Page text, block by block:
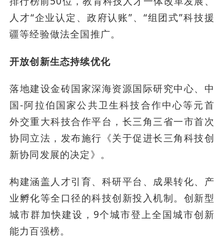
人才“企业认定、政府认账”、“组团式”科技援
疆等经验做法全国推广。
开放创新生态持续优化
落地建设金砖国家深海资源国际研究中心、中
国-阿拉伯国家公共卫生科技合作中心等元首
外交重大科技合作平台，长三角三省一市首次
协同立法，发布施行《关于促进长三角科技创
新协同发展的决定》。
构建涵盖人才引育、科研平台、成果转化、产
业孵化等全口径的科技创新投入机制。创新型
城市群加快建设，9个城市登上全国城市创新
能力百强榜。